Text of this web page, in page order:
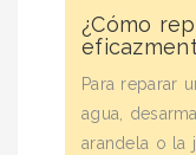
¿Cómo
Para reparar
agua,
arandela o la